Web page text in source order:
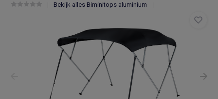
Bekijk alles Biminitops aluminium